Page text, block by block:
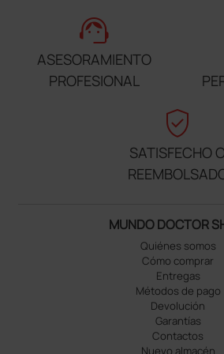
support_agent
ASESORAMIENTO
PROFESIONAL
verified_user
SATISFECHO
MUNDO DOCTOR
Quiénes somos
Cómo comprar
Entregas
Métodos de pago
Devolución
Garantías
Contactos
Nuevo almacén